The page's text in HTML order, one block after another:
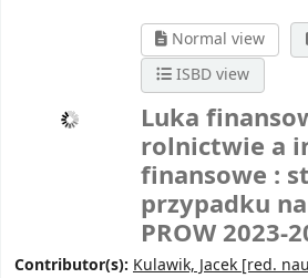
Normal view
ISBD view
Luka
rolnictwie a
finansowe :
przypadku
PROW 2023-
Contributor(s): Kulawik, Jacek [red.